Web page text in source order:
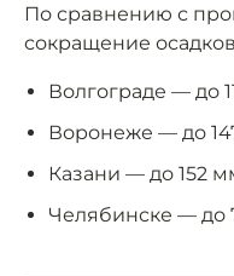
По сравнению с
сокращение осадков
Волгограде — до
Воронеже — до
Казани — до 152
Челябинске — до